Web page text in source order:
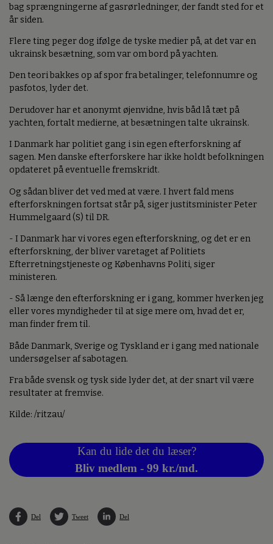
bag sprængningerne af gasrørledninger, der fandt sted for et
år siden.
Flere ting peger dog ifølge de tyske medier på, at det var en
ukrainsk besætning, som var om bord på yachten.
Den teori bakkes op af spor fra betalinger, telefonnumre og
pasfotos, lyder det.
Derudover har et anonymt øjenvidne, hvis båd lå tæt på
yachten, fortalt medierne, at besætningen talte ukrainsk.
I Danmark har politiet gang i sin egen efterforskning af
sagen. Men danske efterforskere har ikke holdt befolkningen
opdateret på eventuelle fremskridt.
Og sådan bliver det ved med at være. I hvert fald mens
efterforskningen fortsat står på, siger justitsminister Peter
Hummelgaard (S) til DR.
- I Danmark har vi vores egen efterforskning, og det er en
efterforskning, der bliver varetaget af Politiets
Efterretningstjeneste og Københavns Politi, siger
ministeren.
- Så længe den efterforskning er i gang, kommer hverken jeg
eller vores myndigheder til at sige mere om, hvad det er,
man finder frem til.
Både Danmark, Sverige og Tyskland er i gang med nationale
undersøgelser af sabotagen.
Fra både svensk og tysk side lyder det, at der snart vil være
resultater at fremvise.
Kilde: /ritzau/
Kan du lide det du læser?
Bliv medlem - 99 kr./md.
Del Tweet Del